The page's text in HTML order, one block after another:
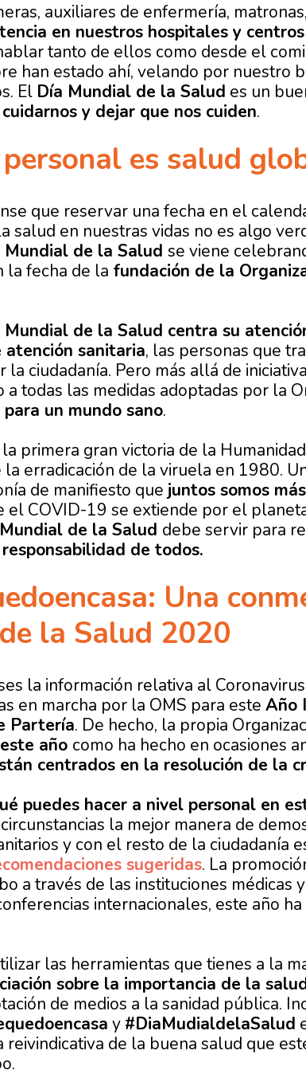
auxiliares de enfermería,
en nuestros hospitales y
tanto de ellos como desde el
han estado ahí, velando por nuestro
El Día Mundial de la Salud es un
y dejar que nos cuiden.
es salud
que reservar una fecha en el
salud en nuestras vidas no es algo
Mundial de la Salud se viene
la fecha de la fundación de la
Mundial de la Salud centra su
atención sanitaria, las personas que
la ciudadanía. Pero más allá de
todas las medidas adoptadas por la
un mundo sano.
la primera gran victoria de la
erradicación de la viruela en 1980.
de manifiesto que juntos somos
el COVID-19 se extiende por el
de la Salud debe servir para
de todos.
Una
la Salud 2020
la información relativa al
en marcha por la OMS para este Año
Partería. De hecho, la propia
año como ha hecho en ocasiones
centrados en la resolución de la
puedes hacer a nivel personal en
la mejor manera de
y con el resto de la ciudadanía
sugeridas. La
a través de las instituciones médicas
internacionales, este año
las herramientas que tienes a la
sobre la importancia de la
de medios a la sanidad pública.
y #DiaMudialdelaSalud
reivindicativa de la buena salud que